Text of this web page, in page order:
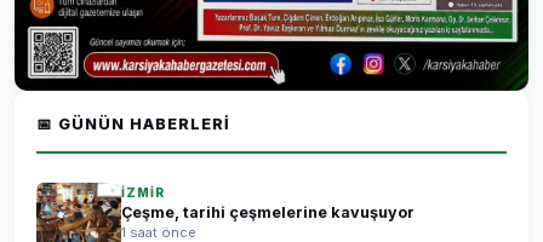
📅 GÜNÜN HABERLERI
İZMİR
Çeşme, tarihi çeşmelerine kavuşuyor
1 saat önce